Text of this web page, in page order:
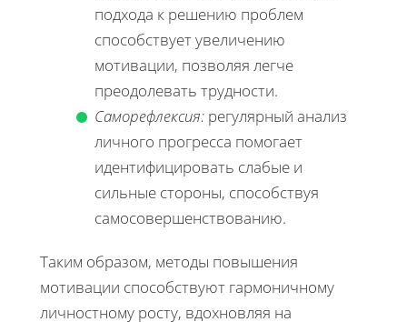
подхода к решению проблем
способствует увеличению
мотивации, позволяя легче
преодолевать трудности.
Саморефлексия: регулярный анализ
личного прогресса помогает
идентифицировать слабые и
сильные стороны, способствуя
самосовершенствованию.
Таким образом, методы повышения
мотивации способствуют гармоничному
личностному росту, вдохновляя на